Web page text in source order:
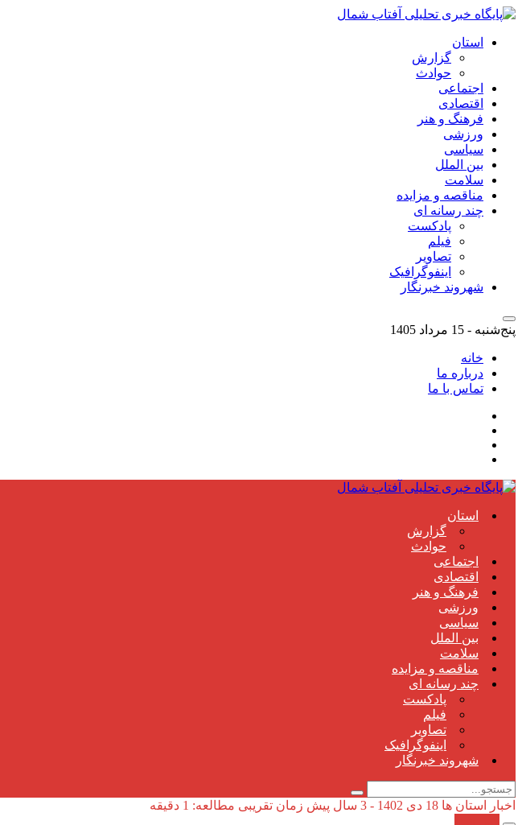
استان
گزارش
حوادث
اجتماعی
اقتصادی
فرهنگ و هنر
ورزشی
سیاسی
بین الملل
سلامت
مناقصه و مزایده
چند رسانه ای
پادکست
فیلم
تصاویر
اینفوگرافیک
شهروند خبرنگار
پنج‌شنبه - 15 مرداد 1405
خانه
درباره ما
تماس با ما
استان
گزارش
حوادث
اجتماعی
اقتصادی
فرهنگ و هنر
ورزشی
سیاسی
بین الملل
سلامت
مناقصه و مزایده
چند رسانه ای
پادکست
فیلم
تصاویر
اینفوگرافیک
شهروند خبرنگار
اخبار استان ها 18 دی 1402 - 3 سال پیش
زمان تقریبی مطالعه: 1 دقیقه